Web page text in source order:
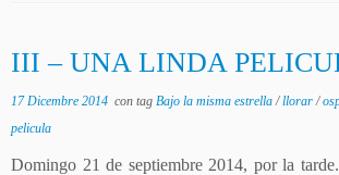
III – UNA LINDA
17 Dicembre 2014 con tag Bajo la misma estrella/llorar/
pelicula
Domingo 21 de septiembre 2014, por la